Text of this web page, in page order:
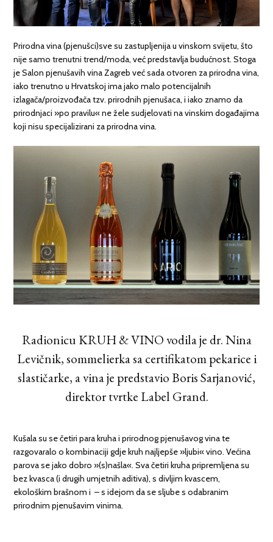
Prirodna vina (pjenušci)sve su zastupljenija u vinskom svijetu, što
nije samo trenutni trend/moda, već predstavlja budućnost. Stoga
je Salon pjenušavih vina Zagreb već sada otvoren za prirodna vina,
iako trenutno u Hrvatskoj ima jako malo potencijalnih
izlagača/proizvođača tzv. prirodnih pjenušaca, i iako znamo da
prirodnjaci »po pravilu« ne žele sudjelovati na vinskim događajima
koji nisu specijalizirani za prirodna vina.
Radionicu KRUH & VINO vodila je dr. Nina
Levičnik, sommelierka sa certifikatom pekarice i
slastičarke, a vina je predstavio Boris Sarjanović,
direktor tvrtke Label Grand.
Kušala su se četiri para kruha i prirodnog pjenušavog vina te
razgovaralo o kombinaciji gdje kruh najljepše »ljubi« vino. Većina
parova se jako dobro »(s)našla«. Sva četiri kruha pripremljena su
bez kvasca (i drugih umjetnih aditiva), s divljim kvascem,
ekološkim brašnom i – s idejom da se sljube s odabranim
prirodnim pjenušavim vinima.